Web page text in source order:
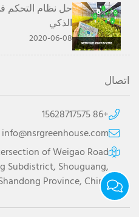
حل نظام التحكم
الذكي
2020-06-08
اتصال
+86 15628717575
info@nsrgreenhouse.com
of Weigao Road
Subdistrict, Shouguang,
Province, China